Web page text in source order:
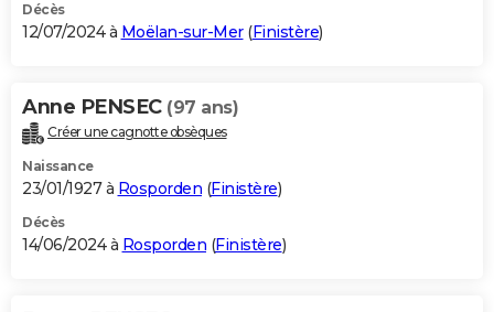
Décès
12/07/2024 à Moëlan-sur-Mer(Finistère)
Anne PENSEC (97 ans)
Créer une cagnotte obsèques
Naissance
23/01/1927 à Rosporden (Finistère)
Décès
14/06/2024 à Rosporden (Finistère)